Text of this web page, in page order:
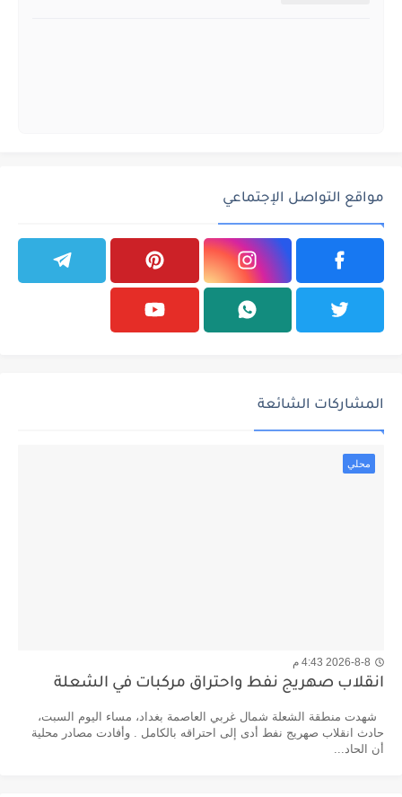
مواقع التواصل الإجتماعي
المشاركات الشائعة
محلي
2026-8-8 4:43 م
انقلاب صهريج نفط واحتراق مركبات في الشعلة
شهدت منطقة الشعلة شمال غربي العاصمة بغداد، مساء اليوم السبت،
حادث انقلاب صهريج نفط أدى إلى احتراقه بالكامل . وأفادت مصادر محلية
أن الحاد...